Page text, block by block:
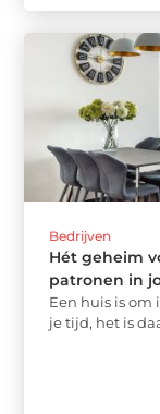
Bedrijven
Hét geheim
patronen in
Een huis is om
je tijd, het is